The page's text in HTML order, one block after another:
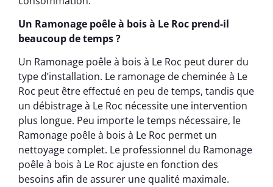
Un Ramonage poêle à bois à Le Roc prend-il
beaucoup de temps ?
Un Ramonage poêle à bois à Le Roc peut durer du
type d’installation. Le ramonage de cheminée à Le
Roc peut être effectué en peu de temps, tandis que
un débistrage à Le Roc nécessite une intervention
plus longue. Peu importe le temps nécessaire, le
Ramonage poêle à bois à Le Roc permet un
nettoyage complet. Le professionnel du Ramonage
poêle à bois à Le Roc ajuste en fonction des
besoins afin de assurer une qualité maximale.